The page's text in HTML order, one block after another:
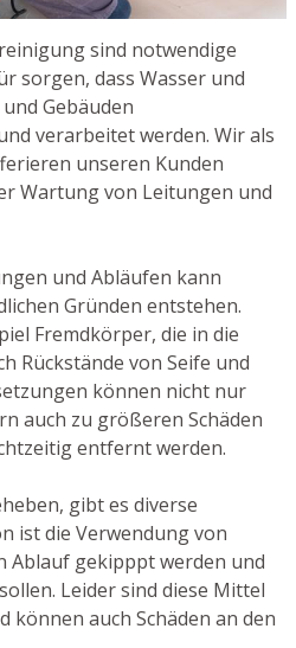
sind notwendige
sorgen, dass Wasser und
Gebäuden
verarbeitet werden. Wir als
unseren Kunden
Wartung von Leitungen und
und Abläufen kann
Gründen entstehen.
Fremdkörper, die in die
Rückstände von Seife und
können nicht nur
auch zu größeren Schäden
entfernt werden.
gibt es diverse
ist die Verwendung von
Ablauf gekipppt werden und
Leider sind diese Mittel
auch Schäden an den